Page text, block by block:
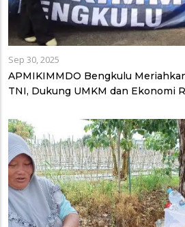
Sep 30, 2025
APMIKIMMDO Bengkulu
TNI, Dukung UMKM dan Ekonomi